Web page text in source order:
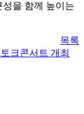
을 함께 높이는
목록
크콘서트 개최